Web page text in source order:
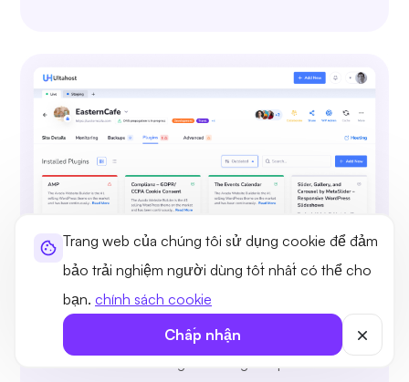
Trang web của chúng tôi sử dụng cookie để đảm
bảo trải nghiệm người dùng tốt nhất có thể cho
bạn. chính sách cookie
Chấp nhận
Duyệt, Cài đặt và Quản lý Plugin
Cài đặt và quản lý plugin WordPress, thử nghiệm